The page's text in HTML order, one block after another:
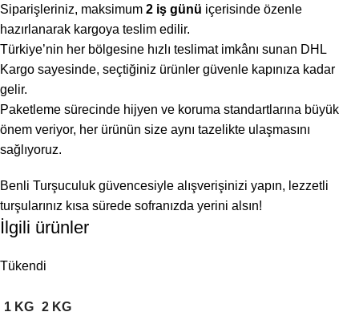
Siparişleriniz, maksimum 2 iş günü içerisinde özenle
hazırlanarak kargoya teslim edilir.
Türkiye’nin her bölgesine hızlı teslimat imkânı sunan DHL
Kargo sayesinde, seçtiğiniz ürünler güvenle kapınıza kadar
gelir.
Paketleme sürecinde hijyen ve koruma standartlarına büyük
önem veriyor, her ürünün size aynı tazelikte ulaşmasını
sağlıyoruz.
Benli Turşuculuk güvencesiyle alışverişinizi yapın, lezzetli
turşularınız kısa sürede sofranızda yerini alsın!
İlgili ürünler
Tükendi
1 KG 2 KG